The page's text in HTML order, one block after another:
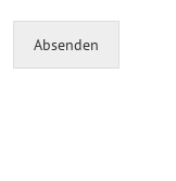
Absenden